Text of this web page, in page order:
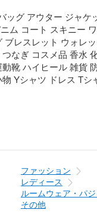
ッグ アウター ジャケ
ム コート スキニー
ブレスレット ウォレ
つなぎ コスメ品 香水
靴 ハイヒール 雑貨
Yシャツ ドレス Tシ
着 キャップ ネックレ
ット トレンチ カーゴ
キニー スリムデザ
イズ タックワイド 作
着物 浴衣 自動巻時計
ンテージ ビンテージ
春 夏 秋 冬 高級品 プ
ファッション
レディース
ルームウェア・パ
その他